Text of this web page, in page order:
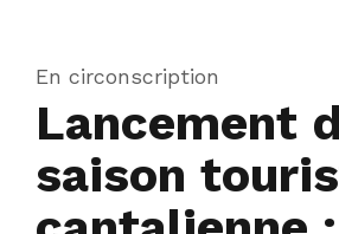
En circonscription
Lancement
saison